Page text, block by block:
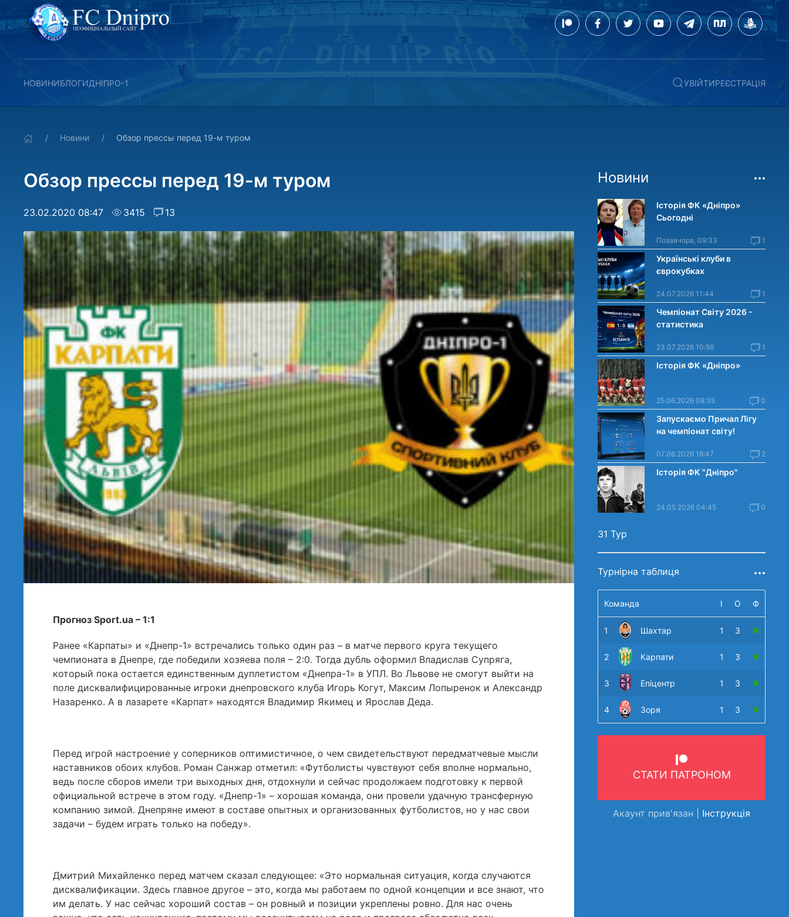
НОВИНИБЛОГИДНІПРО-1 УВІЙТИРЕЄСТРАЦІЯ
Новини Обзор прессы перед 19-м туром
Обзор прессы перед 19-м туром
23.02.2020 08:47 3415 13
Прогноз Sport.ua – 1:1
Ранее «Карпаты» и «Днепр-1» встречались только один раз – в матче первого круга текущего
чемпионата в Днепре, где победили хозяева поля – 2:0. Тогда дубль оформил Владислав Супряга,
который пока остается единственным дуплетистом «Днепра-1» в УПЛ. Во Львове не смогут выйти на
поле дисквалифицированные игроки днепровского клуба Игорь Когут, Максим Лопыренок и Александр
Назаренко. А в лазарете «Карпат» находятся Владимир Якимец и Ярослав Деда.
Перед игрой настроение у соперников оптимистичное, о чем свидетельствуют передматчевые мысли
наставников обоих клубов. Роман Санжар отметил: «Футболисты чувствуют себя вполне нормально,
ведь после сборов имели три выходных дня, отдохнули и сейчас продолжаем подготовку к первой
официальной встрече в этом году. «Днепр-1» – хорошая команда, они провели удачную трансферную
компанию зимой. Днепряне имеют в составе опытных и организованных футболистов, но у нас свои
задачи – будем играть только на победу».
Дмитрий Михайленко перед матчем сказал следующее: «Это нормальная ситуация, когда случаются
дисквалификации. Здесь главное другое – это, когда мы работаем по одной концепции и все знают, что
им делать. У нас сейчас хороший состав – он ровный и позиции укреплены ровно. Для нас очень
Новини
Історія ФК «Дніпро»
Сьогодні
Позавчора, 09:33 1
Українські клуби в
єврокубках
24.07.2026 11:44 1
Чемпіонат Світу 2026 -
статистика
23.07.2026 10:56 1
Історія ФК «Дніпро»
25.06.2026 08:35 0
Запускаємо Причал Лігу
на чемпіонат світу!
07.06.2026 18:47 2
Історія ФК "Дніпро"
24.05.2026 04:45 0
31 Тур
Турнірна таблиця
Команда І О Ф
1 Шахтар 1 3
2 Карпати 1 3
3 Епіцентр 1 3
4 Зоря 1 3
СТАТИ ПАТРОНОМ
Акаунт прив'язан | Інструкція